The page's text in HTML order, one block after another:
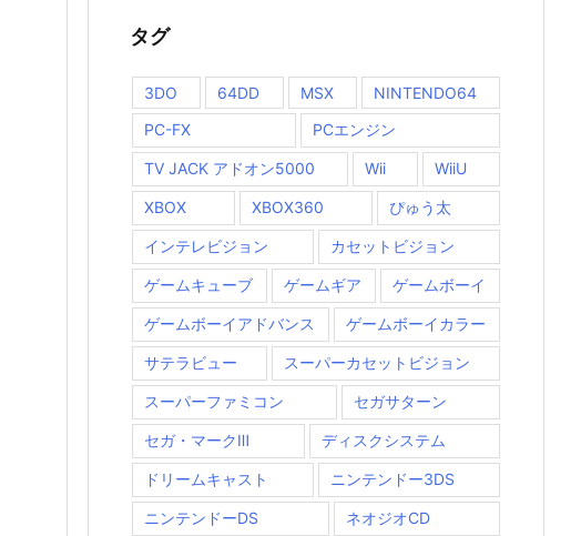
タグ
3DO 64DD MSX
NINTENDO64
PC-FX
PCエンジン
TV JACK アドオン5000 Wii WiiU
XBOX XBOX360 ぴゅう太
インテレビジョン カセットビジョン
ゲームキューブ ゲームギア ゲームボーイ
ゲームボーイアドバンス ゲームボーイカラー
サテラビュー スーパーカセットビジョン
スーパーファミコン セガサターン
セガ・マークⅢ ディスクシステム
ドリームキャスト ニンテンドー3DS
ニンテンドーDS ネオジオCD